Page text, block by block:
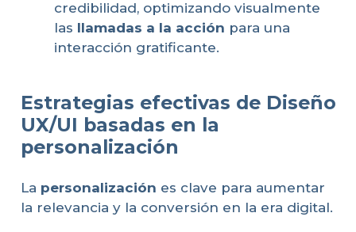
credibilidad, optimizando visualmente
las llamadas a la acción para una
interacción gratificante.
Estrategias efectivas de Diseño
UX/UI basadas en la
personalización
La personalización es clave para aumentar
la relevancia y la conversión en la era digital.